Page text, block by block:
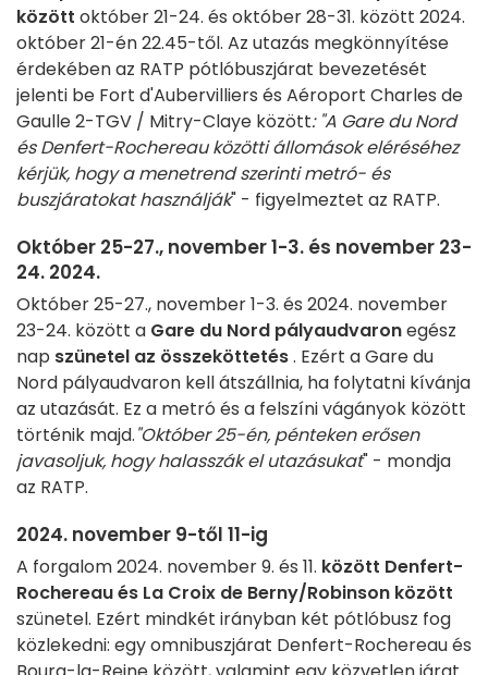
között október 21-24. és október 28-31. között 2024.
október 21-én 22.45-től. Az utazás megkönnyítése
érdekében az RATP pótlóbuszjárat bevezetését
jelenti be Fort d'Aubervilliers és Aéroport Charles de
Gaulle 2-TGV / Mitry-Claye között: "A Gare du Nord
és Denfert-Rochereau közötti állomások eléréséhez
kérjük, hogy a menetrend szerinti metró- és
buszjáratokat használják" - figyelmeztet az RATP.
Október 25-27., november 1-3. és november 23-
24. 2024.
Október 25-27., november 1-3. és 2024. november
23-24. között a Gare du Nord pályaudvaronegész
nap szünetel az összeköttetés. Ezért a Gare du
Nord pályaudvaron kell átszállnia, ha folytatni kívánja
az utazását. Ez a metró és a felszíni vágányok között
történik majd."Október 25-én, pénteken erősen
javasoljuk, hogy halasszák el utazásukat" - mondja
az RATP.
2024. november 9-től 11-ig
A forgalom 2024. november 9. és 11. között Denfert-
Rochereau és La Croix de Berny/Robinson között
szünetel. Ezért mindkét irányban két pótlóbusz fog
közlekedni: egy omnibuszjárat Denfert-Rochereau és